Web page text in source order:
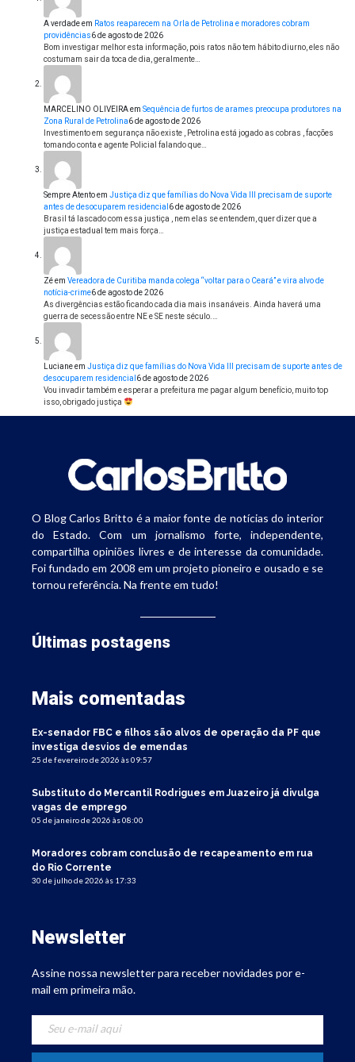
A verdadeem Ratos reaparecem na Orla de Petrolina e moradores cobram
providências6 de agosto de 2026
Bom investigar melhor esta informação, pois ratos não tem hábito diurno, eles não
costumam sair da toca de dia, geralmente…
MARCELINO OLIVEIRAem Sequência de furtos de arames preocupa produtores na
Zona Rural de Petrolina6 de agosto de 2026
Investimento em segurança não existe , Petrolina está jogado as cobras , facções
tomando conta e agente Policial falando que…
Sempre Atentoem Justiça diz que famílias do Nova Vida III precisam de suporte
antes de desocuparem residencial 6 de agosto de 2026
Brasil tá lascado com essa justiça , nem elas se entendem, quer dizer que a
justiça estadual tem mais força…
Zéem Vereadora de Curitiba manda colega “voltar para o Ceará” e vira alvo de
notícia-crime6 de agosto de 2026
As divergências estão ficando cada dia mais insanáveis. Ainda haverá uma
guerra de secessão entre NE e SE neste século.…
Lucianeem Justiça diz que famílias do Nova Vida III precisam de suporte antes de
desocuparem residencial 6 de agosto de 2026
Vou invadir também e esperar a prefeitura me pagar algum benefício, muito top
isso, obrigado justiça
O Blog Carlos Britto é a maior fonte de notícias do interior
do Estado. Com um jornalismo forte, independente,
compartilha opiniões livres e de interesse da comunidade.
Foi fundado em 2008 em um projeto pioneiro e ousado e se
tornou referência. Na frente em tudo!
Últimas postagens
Mais comentadas
Ex-senador FBC e filhos são alvos de operação da PF que
investiga desvios de emendas
25 de fevereiro de 2026 às 09:57
Substituto do Mercantil Rodrigues em Juazeiro já divulga
vagas de emprego
05 de janeiro de 2026 às 08:00
Moradores cobram conclusão de recapeamento em rua
do Rio Corrente
30 de julho de 2026 às 17:33
Newsletter
Assine nossa newsletter para receber novidades por e-
mail em primeira mão.